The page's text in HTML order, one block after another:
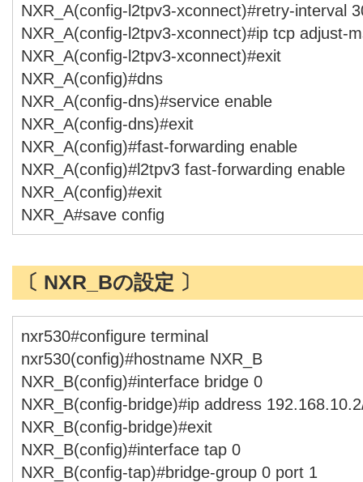
NXR_A(config-l2tpv3-xconnect)#retry-interval
NXR_A(config-l2tpv3-xconnect)#ip tcp adjust-
NXR_A(config-l2tpv3-xconnect)#exit
NXR_A(config)#dns
NXR_A(config-dns)#service enable
NXR_A(config-dns)#exit
NXR_A(config)#fast-forwarding enable
NXR_A(config)#l2tpv3 fast-forwarding enable
NXR_A(config)#exit
NXR_A#save config
〔 NXR_Bの設定 〕
nxr530#configure terminal
nxr530(config)#hostname NXR_B
NXR_B(config)#interface bridge 0
NXR_B(config-bridge)#ip address
NXR_B(config-bridge)#exit
NXR_B(config)#interface tap 0
NXR_B(config-tap)#bridge-group 0 port 1